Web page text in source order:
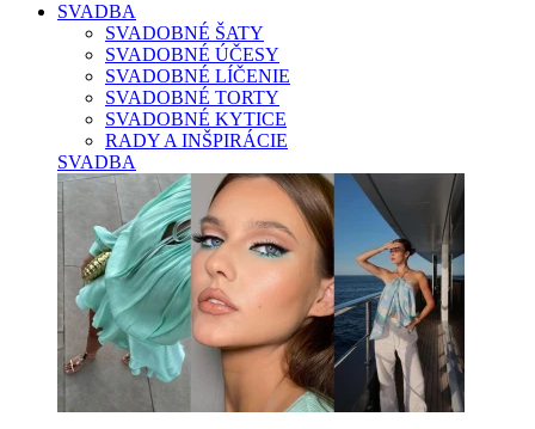
SVADBA
SVADOBNÉ ŠATY
SVADOBNÉ ÚČESY
SVADOBNÉ LÍČENIE
SVADOBNÉ TORTY
SVADOBNÉ KYTICE
RADY A INŠPIRÁCIE
SVADBA